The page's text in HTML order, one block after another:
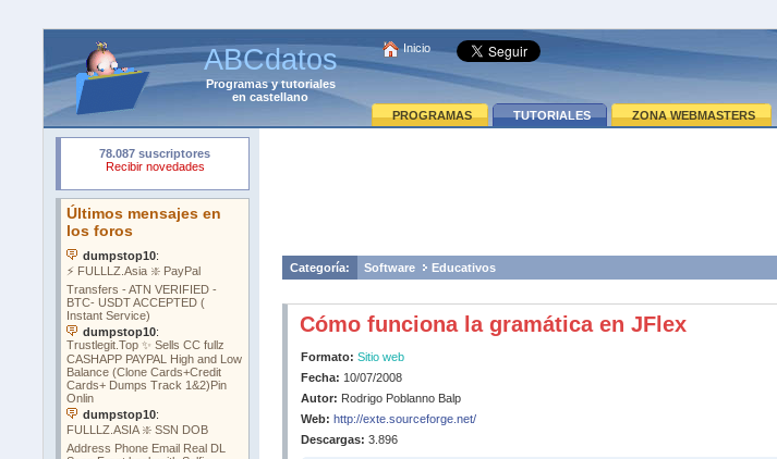
ABCdatos
Programasytutoriales
en castellano
Inicio
PROGRAMAS TUTORIALES ZONA WEBMASTERS
Categoría: Software Educativos
Cómo funciona la gramática en JFlex
Formato: Sitio web
Fecha: 10/07/2008
Autor: Rodrigo Poblanno Balp
Web: http://exte.sourceforge.net/
Descargas: 3.896